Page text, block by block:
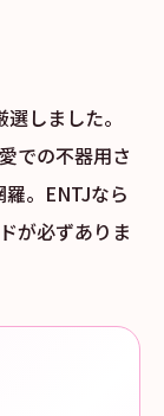
しました。
での不器用さ
。ENTJなら
が必ずありま